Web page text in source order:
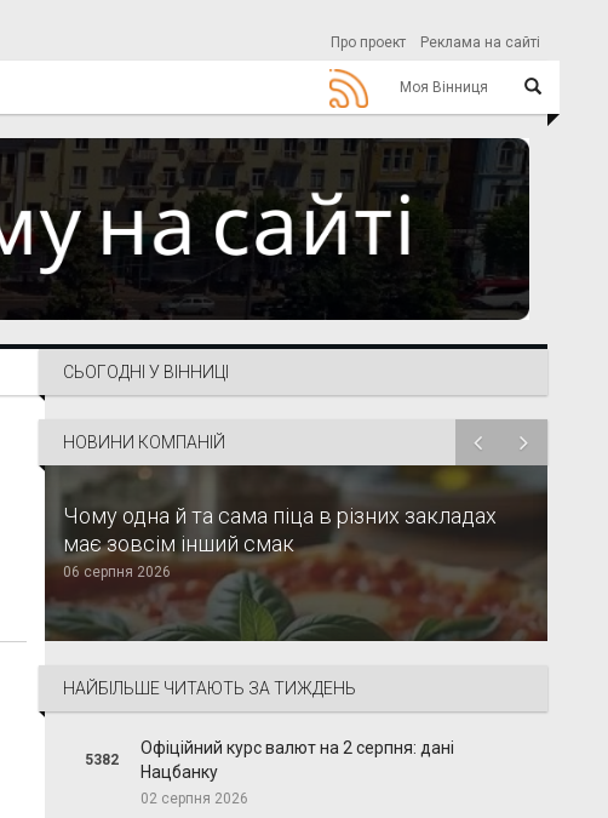
Про проект Реклама на сайті
Моя Вінниця
СЬОГОДНІ У ВІННИЦІ
НОВИНИ КОМПАНІЙ
Чому одна й та сама піца в різних закладах
має зовсім інший смак
06 серпня 2026
НАЙБІЛЬШЕ ЧИТАЮТЬ ЗА ТИЖДЕНЬ
5382
Офіційний курс валют на 2 серпня: дані
Нацбанку
02 серпня 2026